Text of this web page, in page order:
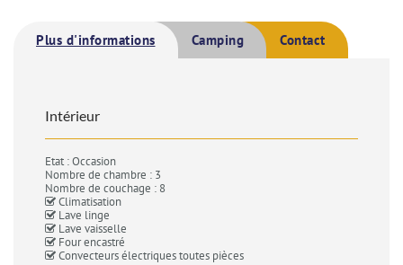
Plus d'informations Camping Contact
Intérieur
Etat : Occasion
Nombre de chambre : 3
Nombre de couchage : 8
Climatisation
Lave linge
Lave vaisselle
Four encastré
Convecteurs électriques toutes pièces